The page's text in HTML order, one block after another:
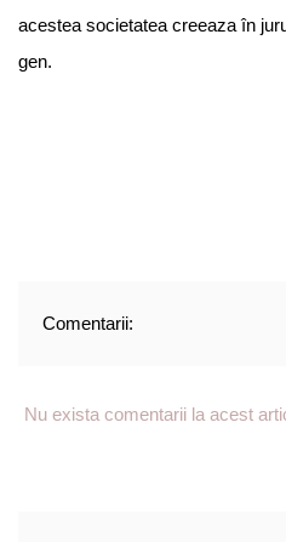
acestea societatea creeaza în
gen.
Comentarii:
Nu exista comentarii la acest